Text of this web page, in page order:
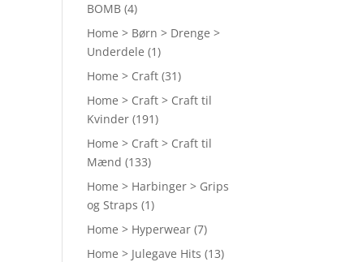
BOMB (4)
Home > Børn > Drenge >
Underdele (1)
Home > Craft (31)
Home > Craft > Craft til
Kvinder (191)
Home > Craft > Craft til
Mænd (133)
Home > Harbinger > Grips
og Straps (1)
Home > Hyperwear (7)
Home > Julegave Hits (13)